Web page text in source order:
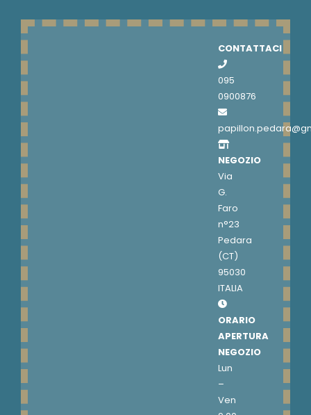
CONTATTACI
095
0900876
NEGOZIO
Via
G.
Faro
n°23
Pedara
(CT)
95030
ITALIA
ORARIO
APERTURA
NEGOZIO
Lun
–
Ven